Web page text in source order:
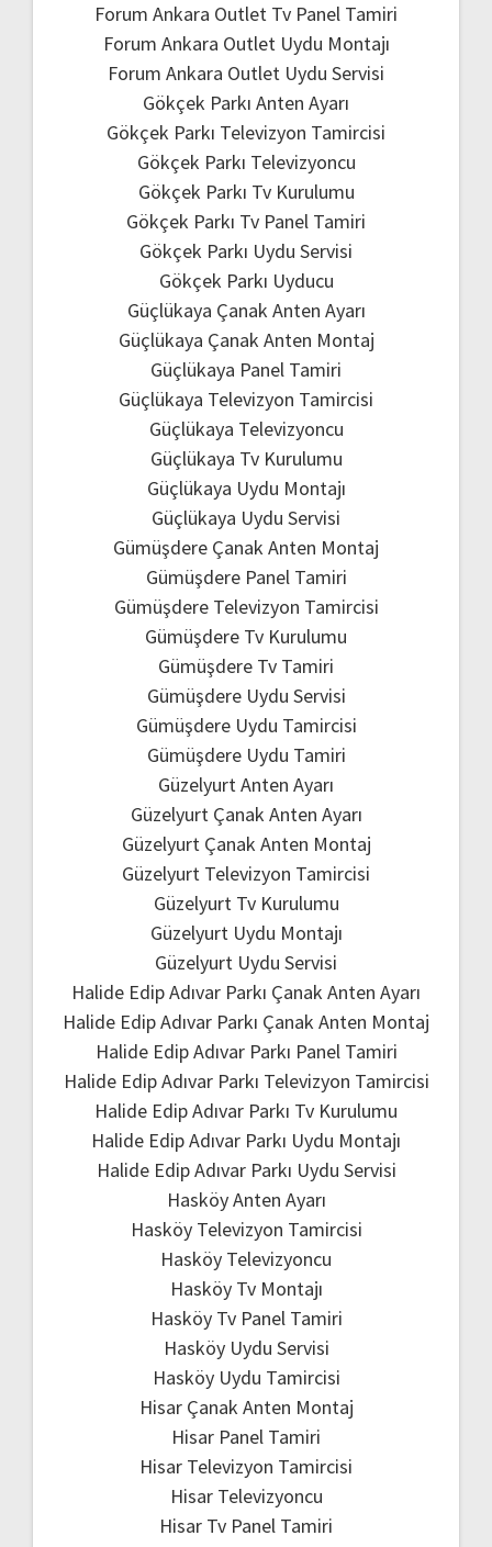
Forum Ankara Outlet Tv Panel Tamiri
Forum Ankara Outlet Uydu Montajı
Forum Ankara Outlet Uydu Servisi
Gökçek Parkı Anten Ayarı
Gökçek Parkı Televizyon Tamircisi
Gökçek Parkı Televizyoncu
Gökçek Parkı Tv Kurulumu
Gökçek Parkı Tv Panel Tamiri
Gökçek Parkı Uydu Servisi
Gökçek Parkı Uyducu
Güçlükaya Çanak Anten Ayarı
Güçlükaya Çanak Anten Montaj
Güçlükaya Panel Tamiri
Güçlükaya Televizyon Tamircisi
Güçlükaya Televizyoncu
Güçlükaya Tv Kurulumu
Güçlükaya Uydu Montajı
Güçlükaya Uydu Servisi
Gümüşdere Çanak Anten Montaj
Gümüşdere Panel Tamiri
Gümüşdere Televizyon Tamircisi
Gümüşdere Tv Kurulumu
Gümüşdere Tv Tamiri
Gümüşdere Uydu Servisi
Gümüşdere Uydu Tamircisi
Gümüşdere Uydu Tamiri
Güzelyurt Anten Ayarı
Güzelyurt Çanak Anten Ayarı
Güzelyurt Çanak Anten Montaj
Güzelyurt Televizyon Tamircisi
Güzelyurt Tv Kurulumu
Güzelyurt Uydu Montajı
Güzelyurt Uydu Servisi
Halide Edip Adıvar Parkı Çanak Anten Ayarı
Halide Edip Adıvar Parkı Çanak Anten Montaj
Halide Edip Adıvar Parkı Panel Tamiri
Halide Edip Adıvar Parkı Televizyon Tamircisi
Halide Edip Adıvar Parkı Tv Kurulumu
Halide Edip Adıvar Parkı Uydu Montajı
Halide Edip Adıvar Parkı Uydu Servisi
Hasköy Anten Ayarı
Hasköy Televizyon Tamircisi
Hasköy Televizyoncu
Hasköy Tv Montajı
Hasköy Tv Panel Tamiri
Hasköy Uydu Servisi
Hasköy Uydu Tamircisi
Hisar Çanak Anten Montaj
Hisar Panel Tamiri
Hisar Televizyon Tamircisi
Hisar Televizyoncu
Hisar Tv Panel Tamiri